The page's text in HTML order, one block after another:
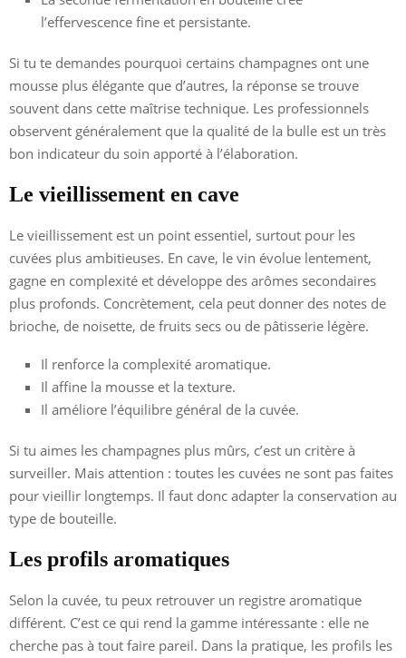
l’effervescence fine et persistante.
Si tu te demandes pourquoi certains champagnes ont une
mousse plus élégante que d’autres, la réponse se trouve
souvent dans cette maîtrise technique. Les professionnels
observent généralement que la qualité de la bulle est un très
bon indicateur du soin apporté à l’élaboration.
Le vieillissement en cave
Le vieillissement est un point essentiel, surtout pour les
cuvées plus ambitieuses. En cave, le vin évolue lentement,
gagne en complexité et développe des arômes secondaires
plus profonds. Concrètement, cela peut donner des notes de
brioche, de noisette, de fruits secs ou de pâtisserie légère.
Il renforce la complexité aromatique.
Il affine la mousse et la texture.
Il améliore l’équilibre général de la cuvée.
Si tu aimes les champagnes plus mûrs, c’est un critère à
surveiller. Mais attention : toutes les cuvées ne sont pas faites
pour vieillir longtemps. Il faut donc adapter la conservation au
type de bouteille.
Les profils aromatiques
Selon la cuvée, tu peux retrouver un registre aromatique
différent. C’est ce qui rend la gamme intéressante : elle ne
cherche pas à tout faire pareil. Dans la pratique, les profils les